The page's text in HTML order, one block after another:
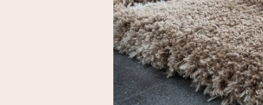
200 x 200 cm
vierkant
1
200 x 250 cm 2
200 x 290 cm 16
200 x 300 cm 4